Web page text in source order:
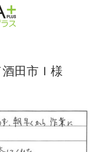
田市Ｉ様